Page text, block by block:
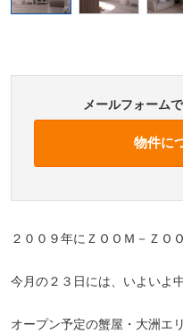
メールフォーム
２００９年にＺＯＯＭ－ＺＯ
今月の２３日には、いよいよ
オープン予定の蟹屋・大洲エリ